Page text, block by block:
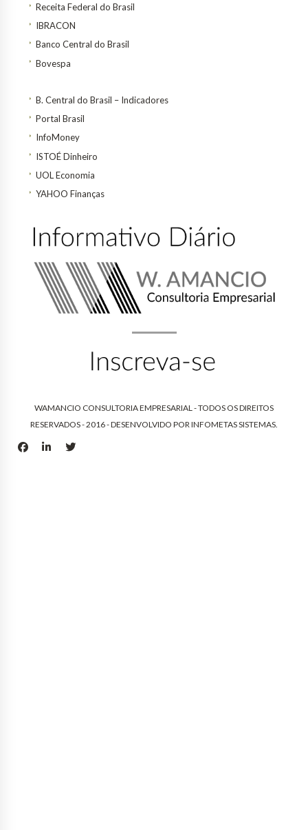
Receita Federal do Brasil
IBRACON
Banco Central do Brasil
Bovespa
B. Central do Brasil – Indicadores
Portal Brasil
InfoMoney
ISTOÉ Dinheiro
UOL Economia
YAHOO Finanças
WAMANCIO CONSULTORIA EMPRESARIAL - TODOS OS DIREITOS
RESERVADOS - 2016 - DESENVOLVIDO PORINFOMETAS SISTEMAS.